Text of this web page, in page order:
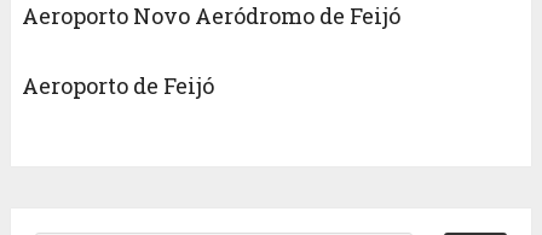
Aeroporto Novo Aeródromo de Feijó
Aeroporto de Feijó